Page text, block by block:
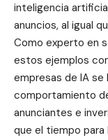
inteligencia
anuncios, al igual
Como experto en
estos ejemplos
empresas de IA se
comportamiento
anunciantes e
que el tiempo para